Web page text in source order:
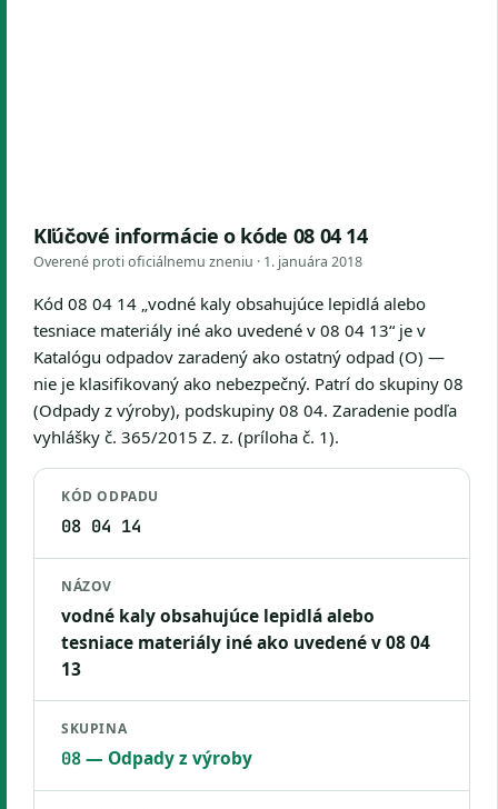
Kľúčové informácie o kóde 08 04 14
Overené proti oficiálnemu zneniu · 1. januára 2018
Kód 08 04 14 „vodné kaly obsahujúce lepidlá alebo
tesniace materiály iné ako uvedené v 08 04 13“ je v
Katalógu odpadov zaradený ako ostatný odpad (O) —
nie je klasifikovaný ako nebezpečný. Patrí do skupiny 08
(Odpady z výroby), podskupiny 08 04. Zaradenie podľa
vyhlášky č. 365/2015 Z. z. (príloha č. 1).
KÓD ODPADU
08 04 14
NÁZOV
vodné kaly obsahujúce lepidlá alebo
tesniace materiály iné ako uvedené v 08 04
13
SKUPINA
08— Odpady z výroby